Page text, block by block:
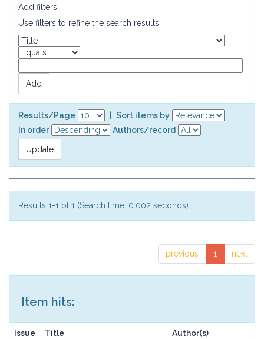
Add filters:
Use filters to refine the search results.
Results/Page
Sort items by
In order
Authors/record
Results 1-1 of 1 (Search time: 0.002 seconds).
previous 1 next
Item hits:
Issue Title Author(s)